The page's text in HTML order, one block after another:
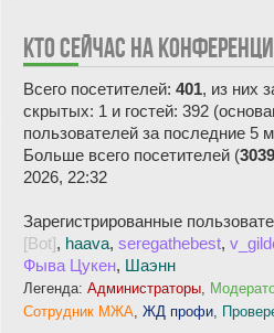
КТО СЕЙЧАС НА
Всего посетителей: 401, из них
скрытых: 1 и гостей: 392
пользователей за последние 5
Больше всего посетителей (
2026, 22:32
Зарегистрированные
[Bot], haava, seregathebest,
Фыва Цукен, Шаэнн
Легенда: Администраторы,
Сотрудник МЖА, ЖД профи,